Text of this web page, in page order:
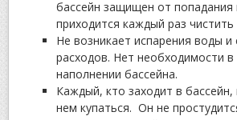
бассейн защищен от попадания
приходится каждый раз чистить
Не возникает испарения воды
расходов. Нет необходимости в
наполнении бассейна.
Каждый, кто заходит в
нем купаться. Он не